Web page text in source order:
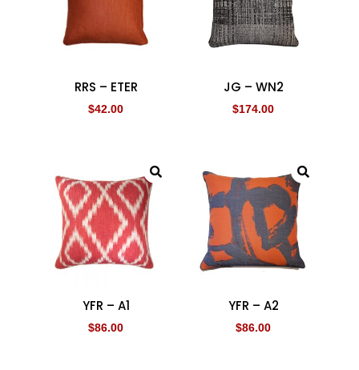
RRS – ETER
$42.00
JG – WN2
$174.00
YFR – A1
$86.00
YFR – A2
$86.00